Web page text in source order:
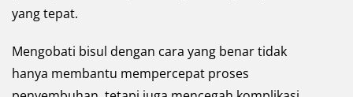
yang tepat.
Mengobati bisul dengan cara yang benar tidak
hanya membantu mempercepat proses